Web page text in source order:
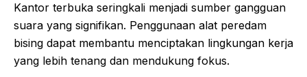
Kantor terbuka seringkali menjadi sumber gangguan
suara yang signifikan. Penggunaan alat peredam
bising dapat membantu menciptakan lingkungan kerja
yang lebih tenang dan mendukung fokus.